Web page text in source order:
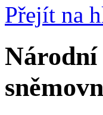
Přejít na
Národní